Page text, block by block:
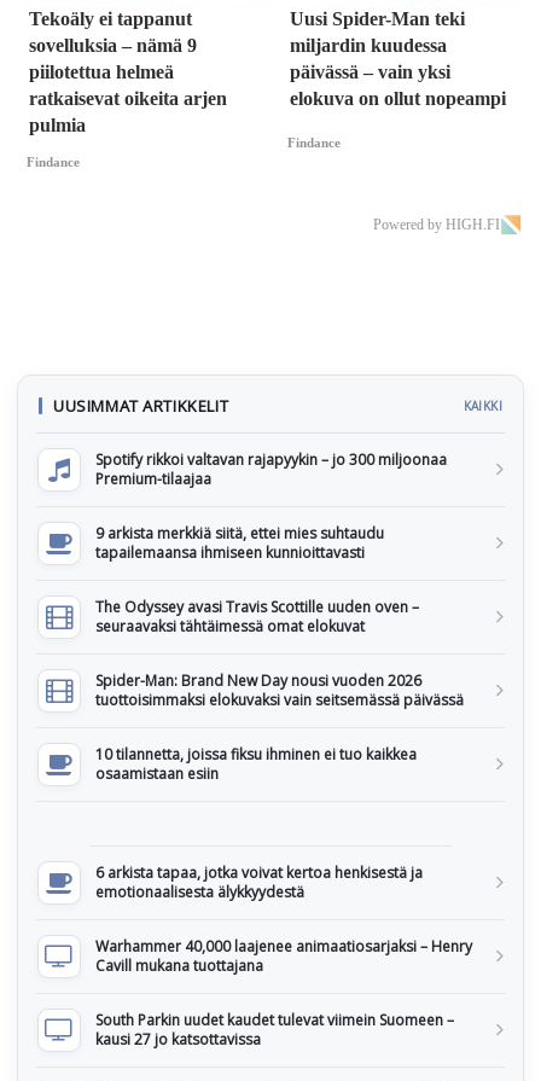
Tekoäly ei tappanut
sovelluksia – nämä 9
piilotettua helmeä
ratkaisevat oikeita arjen
pulmia
Findance
Uusi Spider-Man teki
miljardin kuudessa
päivässä – vain yksi
elokuva on ollut nopeampi
Findance
Powered by HIGH.FI
UUSIMMAT ARTIKKELIT KAIKKI
Spotify rikkoi valtavan rajapyykin – jo 300 miljoonaa
Premium-tilaajaa
9 arkista merkkiä siitä, ettei mies suhtaudu
tapailemaansa ihmiseen kunnioittavasti
The Odyssey avasi Travis Scottille uuden oven –
seuraavaksi tähtäimessä omat elokuvat
Spider-Man: Brand New Day nousi vuoden 2026
tuottoisimmaksi elokuvaksi vain seitsemässä päivässä
10 tilannetta, joissa fiksu ihminen ei tuo kaikkea
osaamistaan esiin
6 arkista tapaa, jotka voivat kertoa henkisestä ja
emotionaalisesta älykkyydestä
Warhammer 40,000 laajenee animaatiosarjaksi – Henry
Cavill mukana tuottajana
South Parkin uudet kaudet tulevat viimein Suomeen –
kausi 27 jo katsottavissa